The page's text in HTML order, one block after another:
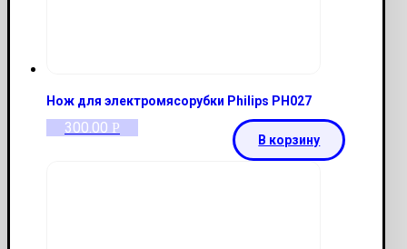
Нож для электромясорубки Philips PH027
300.00 Р
В корзину